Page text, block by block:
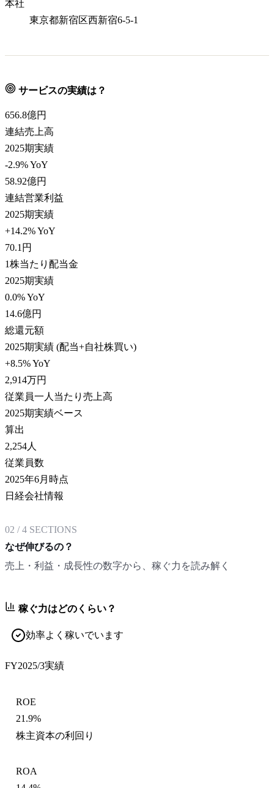
本社
東京都新宿区西新宿6-5-1
サービスの実績は？
656.8億円
連結売上高
2025期実績
-2.9% YoY
58.92億円
連結営業利益
2025期実績
+14.2% YoY
70.1 円
1株当たり配当金
2025期実績
0.0% YoY
14.6億円
総還元額
2025期実績 (配当+自社株買い)
+8.5% YoY
2,914万円
従業員一人当たり売上高
2025期実績ベース
算出
2,254人
従業員数
2025年6月時点
日経会社情報
02 /4 SECTIONS
なぜ伸びるの？
売上・利益・成長性の数字から、稼ぐ力を読み解く
稼ぐ力はどのくらい？
効率よく稼いでいます
FY2025/3実績
ROE
21.9%
株主資本の利回り
ROA